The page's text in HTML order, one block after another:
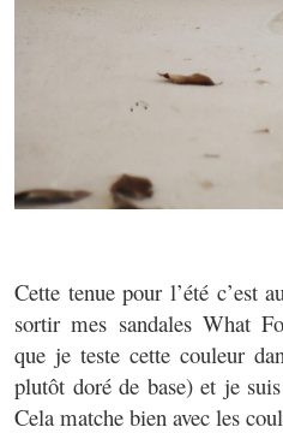
Cette tenue pour l’été c’est
sortir mes sandales What
que je teste cette couleur
plutôt doré de base) et je
Cela matche bien avec les